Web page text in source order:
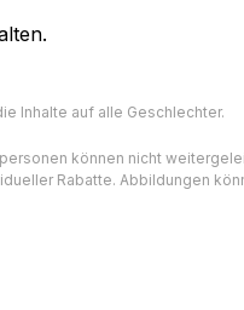
Inhalte auf alle Geschlechter.
können nicht
Rabatte. Abbildungen